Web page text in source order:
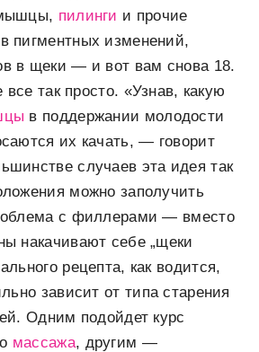
пилинги и прочие
пигментных изменений,
в щеки — и вот вам снова 18.
все так просто. «Узнав, какую
в поддержании молодости
их качать, — говорит
случаев эта идея так
можно заполучить
с филлерами — вместо
накачивают себе „щеки
рецепта, как водится,
зависит от типа старения
Одним подойдет курс
массажа, другим —